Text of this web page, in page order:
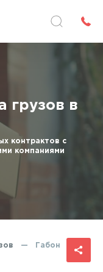
грузов в
контрактов с
компаниями
— Габон